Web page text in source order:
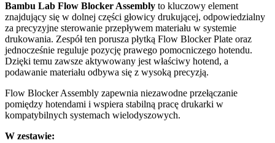
Bambu Lab Flow Blocker Assembly to kluczowy element
znajdujący się w dolnej części głowicy drukującej, odpowiedzialny
za precyzyjne sterowanie przepływem materiału w systemie
drukowania. Zespół ten porusza płytką Flow Blocker Plate oraz
jednocześnie reguluje pozycję prawego pomocniczego hotendu.
Dzięki temu zawsze aktywowany jest właściwy hotend, a
podawanie materiału odbywa się z wysoką precyzją.
Flow Blocker Assembly zapewnia niezawodne przełączanie
pomiędzy hotendami i wspiera stabilną pracę drukarki w
kompatybilnych systemach wielodyszowych.
W zestawie: